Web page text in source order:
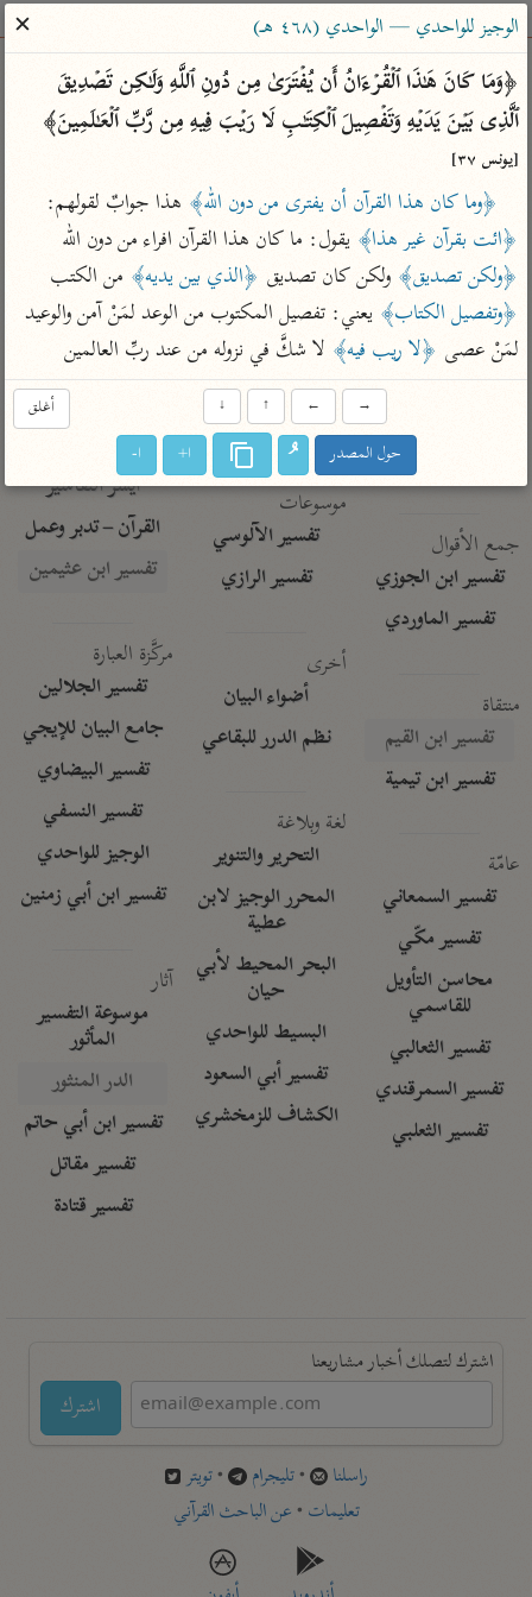
ساهم معنا في نشر القرآن والعلم الشرعي
الباحث القرآني
بحث تفسير علوم مصاحف معاجم
Type 2 or more characters for results.
Type 1 or more
characters for results.
أمّهات
تفسير الطبري
تفسير ابن كثير
تفسير البغوي
جمع الأقوال
تفسير ابن الجوزي
تفسير الماوردي
منتقاة
تفسير ابن القيم
تفسير ابن تيمية
عامّة
تفسير السمعاني
تفسير مكّي
محاسن التأويل
للقاسمي
تفسير الثعالبي
تفسير السمرقندي
تفسير الثعلبي
عامّة
فتح البيان للقنوجي
فتح القدير للشوكاني
تفسير ابن جزي
موسوعات
تفسير الآلوسي
تفسير الرازي
أخرى
أضواء البيان
نظم الدرر للبقاعي
لغة وبلاغة
التحرير والتنوير
المحرر الوجيز لابن
عطية
البحر المحيط لأبي
حيان
البسيط للواحدي
تفسير أبي السعود
الكشاف للزمخشري
معاصرة
الميسر
المختصر في
تفسير السعدي
أيسر التفاسير
القرآن – تدبر وعمل
تفسير ابن عثيمين
مركَّزة العبارة
تفسير الجلالين
جامع البيان للإيجي
تفسير البيضاوي
تفسير النسفي
الوجيز للواحدي
تفسير ابن أبي زمنين
آثار
موسوعة التفسير
المأثور
الدر المنثور
تفسير ابن أبي حاتم
تفسير مقاتل
تفسير قتادة
اشترك لتصلك أخبار مشاريعنا
اشترك
راسلنا •تليجرام •تويتر
تعليمات •عن الباحث القرآني
الوجيز للواحدي — الواحدي (٤٦٨ هـ)
✕
ٱلَّذِی بَیۡنَ یَدَیۡهِ وَتَفۡصِیلَ ٱلۡكِتَـٰبِ لَا رَیۡبَ فِیهِ مِن رَّبِّ ٱلۡعَـٰلَمِینَ﴾
[يونس ٣٧]
﴿وما كان هذا القرآن أن يفترى من دون الله﴾ هذا جوابٌ لقولهم:
﴿ائت بقرآن غير هذا﴾ يقول: ما كان هذا القرآن افراء من دون الله
﴿ولكن تصديق﴾ ولكن كان تصديق ﴿الذي بين يديه﴾ من الكتب
﴿وتفصيل الكتاب﴾
لمَنْ عصى ﴿لا ريب فيه﴾ لا شكَّ في نزوله من عند ربِّ العالمين
أغلق →
←
↑
↓
حول المصدر ا+ ا-